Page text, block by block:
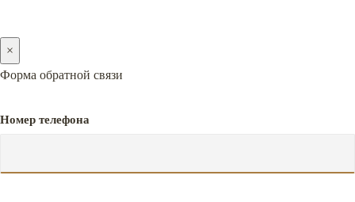
×
Форма обратной связи
Номер телефона